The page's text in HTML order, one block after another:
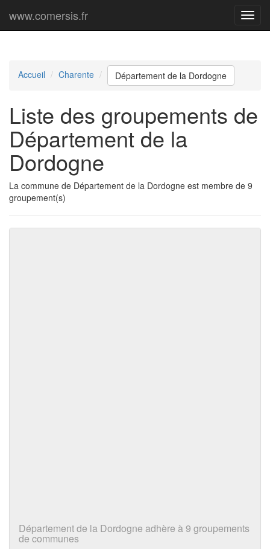
Menu
www.comersis.fr
Accueil Charente Département de la Dordogne
Liste des groupements de
Département de la
Dordogne
La commune de Département de la Dordogne est membre de 9
groupement(s)
Département de la Dordogne adhère à 9 groupements
de communes